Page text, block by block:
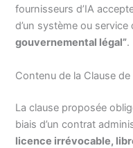
fournisseurs d’IA
d’un système ou service
gouvernemental légal”.
Contenu de la Clause
La clause proposée
biais d’un contrat
licence irrévocable,